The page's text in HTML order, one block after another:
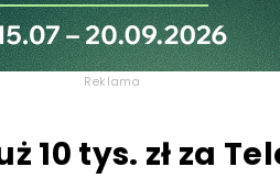
Reklama
10 tys. zł za